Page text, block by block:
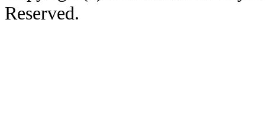
Reserved.